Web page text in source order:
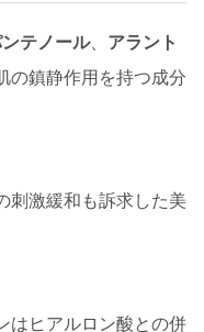
テノール、 アラント
の鎮静作用を持つ成分
刺激緩和も訴求した美
はヒアルロン酸との併